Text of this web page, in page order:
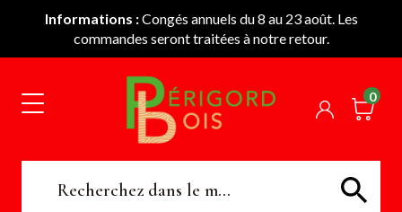
Informations :Congés annuels du 8 au 23 août. Les
commandes seront traitées à notre retour.
0